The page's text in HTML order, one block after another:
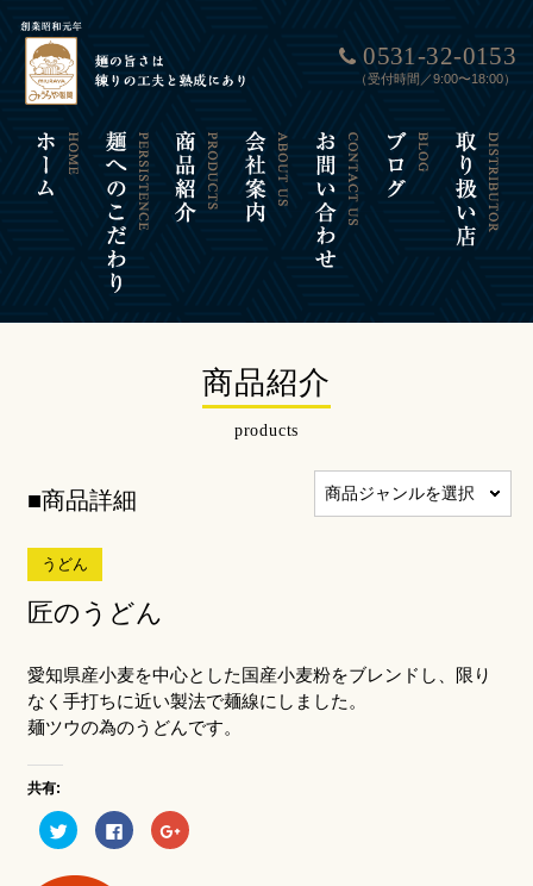
0531-32-0153
（受付時間／9:00〜18:00）
商品紹介
products
商品ジャンルを選択
■商品詳細
うどん
匠のうどん
愛知県産小麦を中心とした国産小麦粉をブレンドし、限り
なく手打ちに近い製法で麺線にしました。
麺ツウの為のうどんです。
共有:
ク
リ
Facebook
で
ク
リ